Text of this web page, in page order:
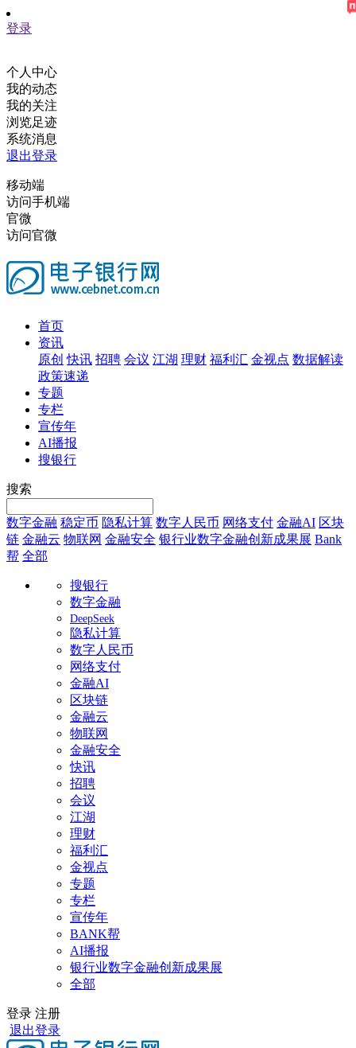
登录
个人中心
我的动态
我的关注
浏览足迹
系统消息
退出登录
移动端
访问手机端
官微
访问官微
首页
资讯
原创 快讯 招聘 会议 江湖 理财 福利汇 金视点 数据解读
政策速递
专题
专栏
宣传年
AI播报
搜银行
搜索
数字金融 稳定币 隐私计算 数字人民币 网络支付 金融AI 区块
链 金融云 物联网 金融安全 银行业数字金融创新成果展 Bank
帮 全部
搜银行
数字金融
DeepSeek
隐私计算
数字人民币
网络支付
金融AI
区块链
金融云
物联网
金融安全
快讯
招聘
会议
江湖
理财
福利汇
金视点
专题
专栏
宣传年
BANK帮
AI播报
银行业数字金融创新成果展
全部
登录 注册
退出登录